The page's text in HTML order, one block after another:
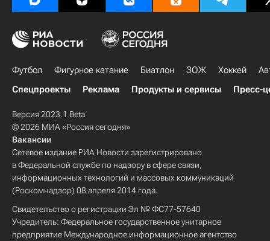
Футбол Фигурное катание Биатлон ЗОЖ Хоккей
Спецпроекты
Реклама Продукты и сервисы Пресс-
Версия 2023.1 Beta
© 2026 МИА «Россия сегодня»
Вакансии
Сетевое издание РИА Новости зарегистрировано
в Федеральной службе по надзору в сфере связи,
информационных технологий и массовых коммуникаций
(Роскомнадзор) 08 апреля 2014 года.
Свидетельство о регистрации Эл № ФС77-57640
Учредитель: Федеральное государственное унитарное
предприятие Международное информационное агентство